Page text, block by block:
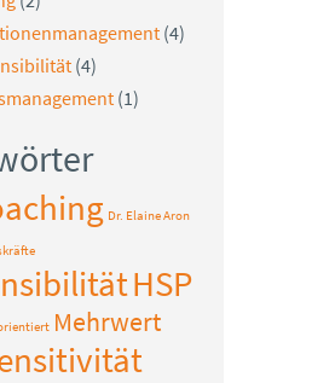
(4)
(4)
(1)
Dr. Elaine Aron
HSP
Mehrwert